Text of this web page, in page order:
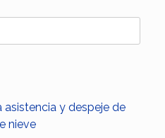
asistencia y despeje de
nieve